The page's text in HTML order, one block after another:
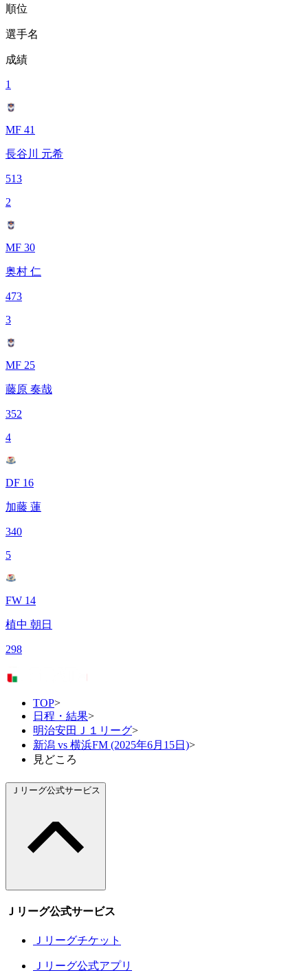
順位
選手名
成績
1
MF 41
長谷川 元希
513
2
MF 30
奥村 仁
473
3
MF 25
藤原 奏哉
352
4
DF 16
加藤 蓮
340
5
FW 14
植中 朝日
298
TOP>
日程・結果>
明治安田Ｊ１リーグ>
新潟 vs 横浜FM (2025年6月15日)>
見どころ
Ｊリーグ公式サービス
Ｊリーグ公式サービス
Ｊリーグチケット
Ｊリーグ公式アプリ